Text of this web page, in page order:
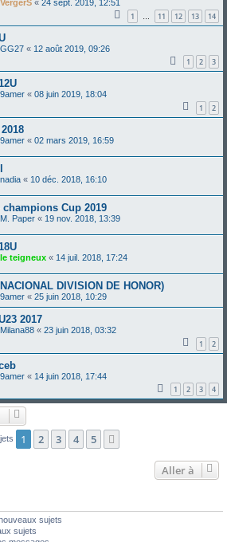
VergerS « 24 sept. 2019, 12:51
1 … 11 12 13 14
GG27 « 12 août 2019, 09:26
1 2 3
9amer « 08 juin 2019, 18:04
1 2
9amer « 02 mars 2019, 16:59
nadia « 10 déc. 2018, 16:10
Cup 2019
M. Paper « 19 nov. 2018, 13:39
le teigneux « 14 juil. 2018, 17:24
DIVISION DE HONOR)
9amer « 25 juin 2018, 10:29
2017
Milana88 « 23 juin 2018, 03:32
1 2
9amer « 14 juin 2018, 17:44
1 2 3 4
1 2 3 4 5
Aller à
sujets
sujets